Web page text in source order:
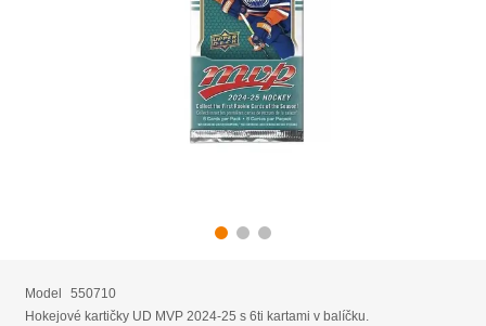
Model
550710
Hokejové kartičky UD MVP 2024-25 s 6ti kartami v balíčku.